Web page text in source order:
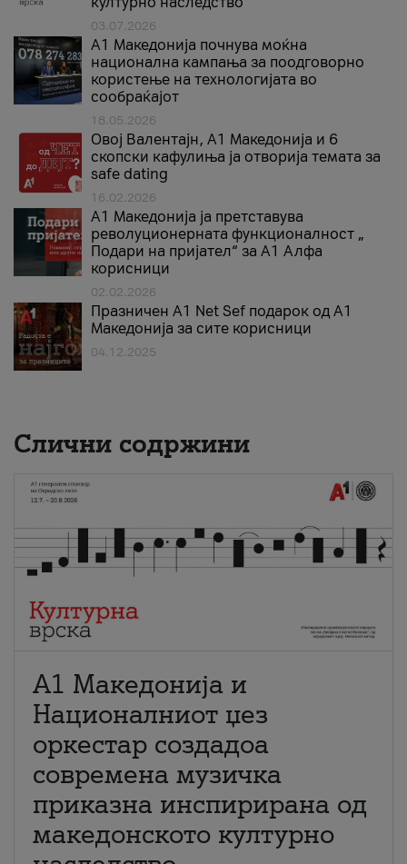
03.07.2026
A1 Македонија почнува моќна
национална кампања за поодговорно
користење на технологијата во
сообраќајот
18.05.2026
Овој Валентајн, A1 Македонија и 6
скопски кафулиња ја отворија темата за
safe dating
16.02.2026
А1 Македонија ја претставува
револуционерната функционалност „
Подари на пријател“ за А1 Алфа
корисници
02.02.2026
Празничен A1 Net Sеf подарок од А1
Македонија за сите корисници
04.12.2025
Слични содржини
А1 Македонија и
Националниот џез
оркестар создадоа
современа музичка
приказна инспирирана од
македонското културно